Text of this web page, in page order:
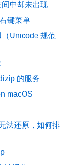
中却未出现
键菜单
Unicode 规范
的服务
macOS
法还原，如何排